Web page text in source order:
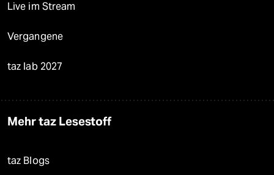
Live im Stream
Vergangene
taz lab 2027
Mehr taz Lesestoff
taz Blogs